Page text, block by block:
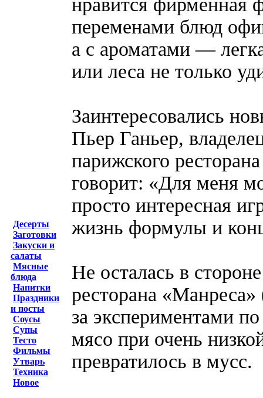
Десерты
Заготовки
Закуски и
салаты
Мясные
блюда
Напитки
Праздники
и посты
Соусы
Супы
Тесто
Фильмы
Утварь
Техника
Новое
переменами блюд
а с ароматами —
или леса не только
Заинтересовались
Пьер Ганьер,
парижского
говорит: «Для меня
просто интересная
жизнь формулы и
Не осталась в
ресторана
за экспериментами
мясо при очень
превратилось в мусс.